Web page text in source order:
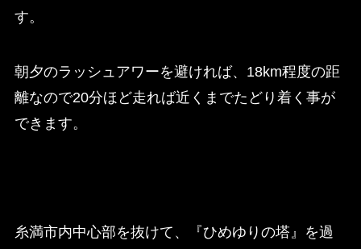
す。
朝夕のラッシュアワーを避ければ、18km程度の距
離なので20分ほど走れば近くまでたどり着く事が
できます。
糸満市内中心部を抜けて、『ひめゆりの塔』を過